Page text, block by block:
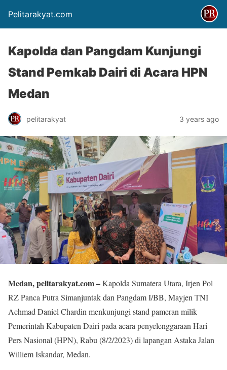
Pelitarakyat.com
Kapolda dan Pangdam Kunjungi
Stand Pemkab Dairi di Acara HPN
Medan
pelitarakyat 3 years ago
Medan, pelitarakyat.com –Kapolda Sumatera Utara, Irjen Pol
RZ Panca Putra Simanjuntak dan Pangdam I/BB, Mayjen TNI
Achmad Daniel Chardin menkunjungi stand pameran milik
Pemerintah Kabupaten Dairi pada acara penyelenggaraan Hari
Pers Nasional (HPN), Rabu (8/2/2023) di lapangan Astaka Jalan
Williem Iskandar, Medan.